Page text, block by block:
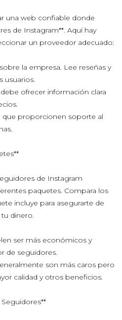
una web confiable donde
de Instagram**. Aquí hay
un proveedor adecuado:
la empresa. Lee reseñas y
usuarios.
debe ofrecer información clara
que proporcionen soporte al
de Instagram
paquetes. Compara los
incluye para asegurarte de
dinero.
ser más económicos y
de seguidores.
son más caros pero
calidad y otros beneficios.
Seguidores**